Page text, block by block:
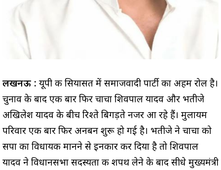
लखनऊ : यूपी की सियासत में समाजवादी पार्टी का अहम रोल है।
चुनाव के बाद एक बार फिर चाचा शिवपाल यादव और भतीजे
अखिलेश यादव के बीच रिश्ते बिगड़ते नजर आ रहे हैं। मुलायम
परिवार एक बार फिर अनबन शुरू हो गई है। भतीजे ने चाचा को
सपा का विधायक मानने से इनकार कर दिया है तो शिवपाल
यादव ने विधानसभा सदस्यता की शपथ लेने के बाद सीधे मुख्यमंत्री